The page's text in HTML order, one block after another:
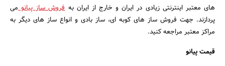
های معتبر اینترنتی زیادی در ایران و خارج از ایران بهفروش ساز پیانومی
پردازند. جهت فروش ساز های کوبه ای، ساز بادی و انواع ساز های دیگر به
مراکز معتبر مراجعه کنید.
قیمت پیانو